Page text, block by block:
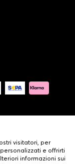
visitatori, per
e offrirti
informazioni sui